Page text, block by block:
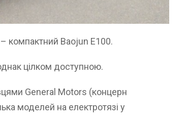
компактний Baojun E100.
цілком доступною.
General Motors (концерн
моделей на електротязі у